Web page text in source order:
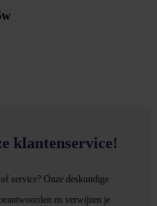
klantenservice!
service? Onze deskundige
en verwijzen je